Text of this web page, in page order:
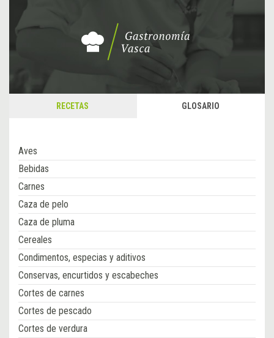
RECETAS GLOSARIO
Aves
Bebidas
Carnes
Caza de pelo
Caza de pluma
Cereales
Condimentos, especias y aditivos
Conservas, encurtidos y escabeches
Cortes de carnes
Cortes de pescado
Cortes de verdura